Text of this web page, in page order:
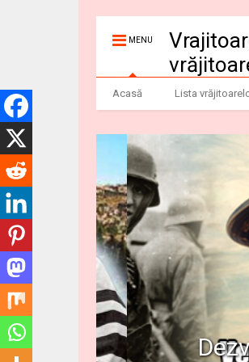
MENU
Acasă Lista